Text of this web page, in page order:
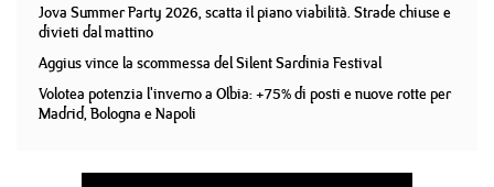
Jova Summer Party 2026, scatta il piano viabilità. Strade chiuse e
divieti dal mattino
Aggius vince la scommessa del Silent Sardinia Festival
Volotea potenzia l'inverno a Olbia: +75% di posti e nuove rotte per
Madrid, Bologna e Napoli